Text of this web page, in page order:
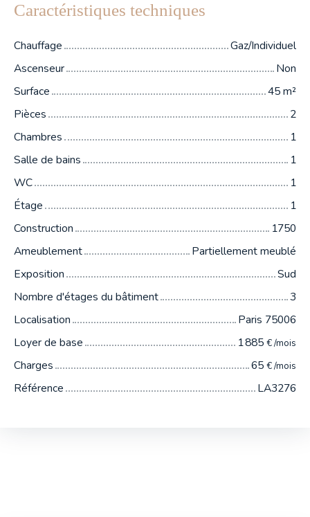
Caractéristiques techniques
Chauffage
Gaz/Individuel
Ascenseur
Non
Surface
45m²
Pièces
2
Chambres
1
Salle de bains
1
WC
1
Étage
1
Construction
1750
Ameublement
Partiellement meublé
Exposition
Sud
Nombre d'étages du bâtiment
3
Localisation
Paris 75006
Loyer de base
1 885 € /mois
Charges 65 € /mois
Référence LA3276